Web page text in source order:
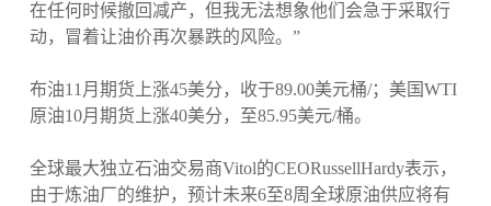
在任何时候撤回减产，但我无法想象他们会急于采取行
动，冒着让油价再次暴跌的风险。”
布油11月期货上涨45美分，收于89.00美元桶/；美国WTI
原油10月期货上涨40美分，至85.95美元/桶。
全球最大独立石油交易商Vitol的CEORussellHardy表示，
由于炼油厂的维护，预计未来6至8周全球原油供应将有